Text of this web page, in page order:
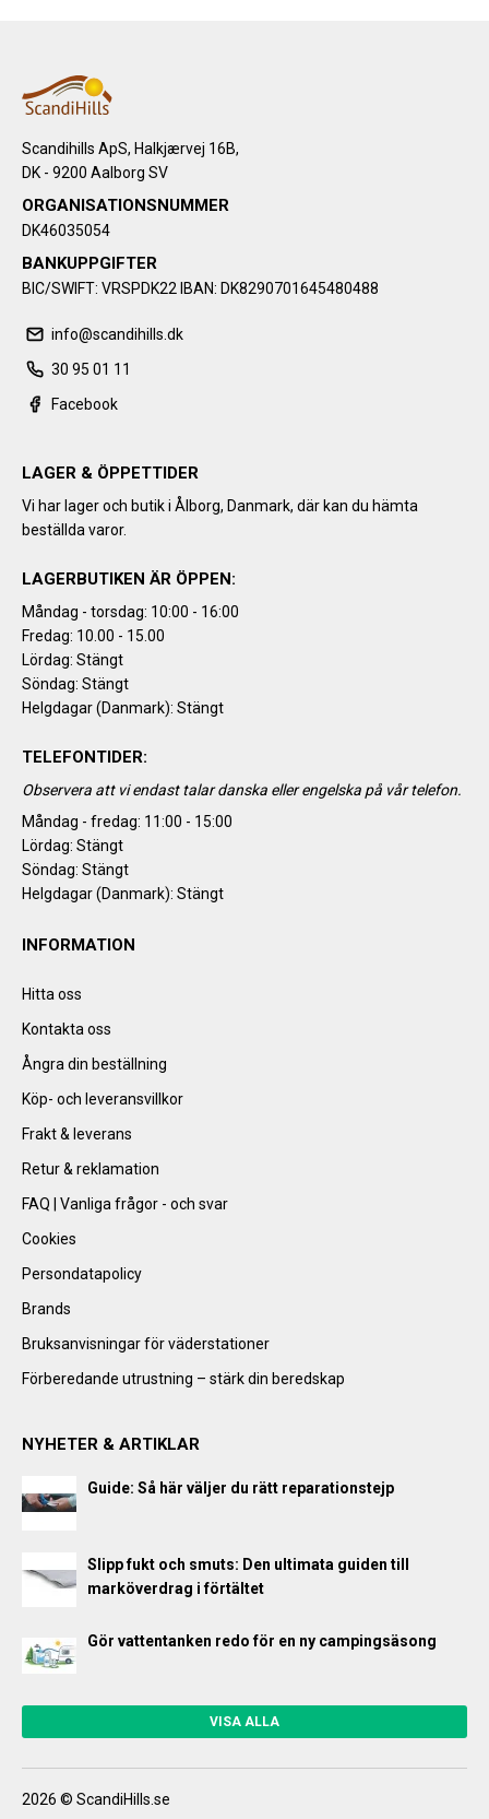
Scandihills ApS, Halkjærvej 16B,
DK - 9200 Aalborg SV
ORGANISATIONSNUMMER
DK46035054
BANKUPPGIFTER
BIC/SWIFT: VRSPDK22 IBAN: DK8290701645480488
info@scandihills.dk
30 95 01 11
Facebook
LAGER & ÖPPETTIDER
Vi har lager och butik i Ålborg, Danmark, där kan du hämta
beställda varor.
LAGERBUTIKEN ÄR ÖPPEN:
Måndag - torsdag: 10:00 - 16:00
Fredag: 10.00 - 15.00
Lördag: Stängt
Söndag: Stängt
Helgdagar (Danmark): Stängt
TELEFONTIDER:
Observera att vi endast talar danska eller engelska på vår telefon.
Måndag - fredag: 11:00 - 15:00
Lördag: Stängt
Söndag: Stängt
Helgdagar (Danmark): Stängt
INFORMATION
Hitta oss
Kontakta oss
Ångra din beställning
Köp- och leveransvillkor
Frakt & leverans
Retur & reklamation
FAQ | Vanliga frågor - och svar
Cookies
Persondatapolicy
Brands
Bruksanvisningar för väderstationer
Förberedande utrustning – stärk din beredskap
NYHETER & ARTIKLAR
Guide: Så här väljer du rätt reparationstejp
Slipp fukt och smuts: Den ultimata guiden till
marköverdrag i förtältet
Gör vattentanken redo för en ny campingsäsong
VISA ALLA
2026 © ScandiHills.se